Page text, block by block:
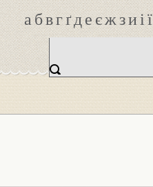
абвгґдеєжзиії